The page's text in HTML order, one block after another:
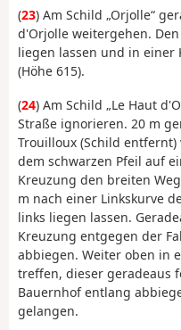
(23) Am Schild „Orjolle“
d'Orjolle weitergehen.
liegen lassen und in einer
(Höhe 615).
(24) Am Schild „Le Haut
Straße ignorieren. 20 m
Trouilloux (Schild
dem schwarzen Pfeil auf
Kreuzung den breiten
m nach einer Linkskurve
links liegen lassen.
Kreuzung entgegen der
abbiegen. Weiter oben in
treffen, dieser geradeaus
Bauernhof entlang
gelangen.